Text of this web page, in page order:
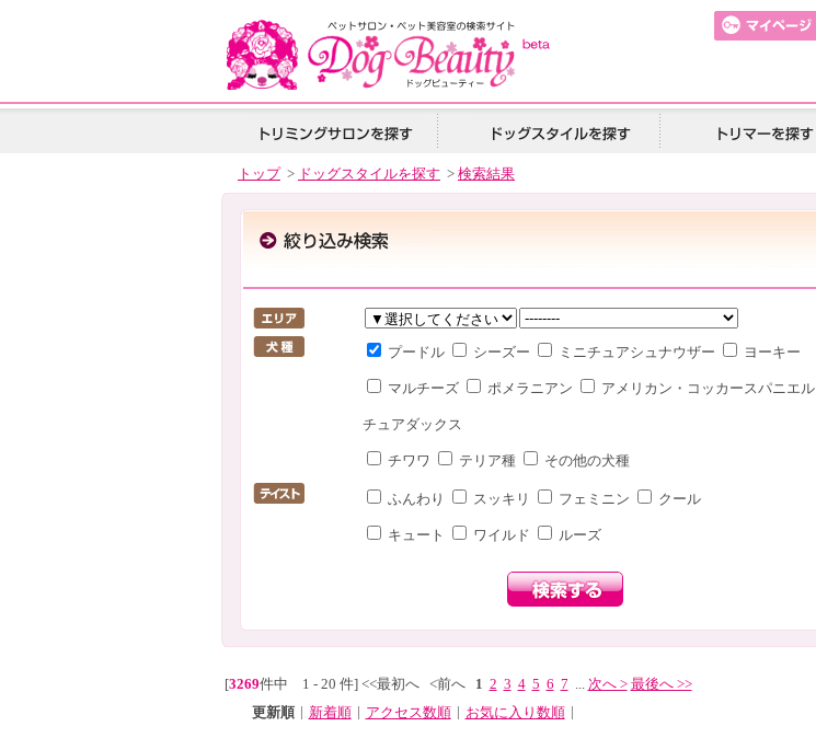
トップ> ドッグスタイルを探す > 検索結果
プードル シーズー ミニチュアシュナウザー ヨーキー
マルチーズ ポメラニアン アメリカン・コッカースパニエル
チュアダックス
チワワ テリア種 その他の犬種
ふんわり スッキリ フェミニン クール
キュート ワイルド ルーズ
[3269件中 1 - 20 件] <<最初へ <前へ 1 2 3 4 5 6 7 ... 次へ > 最後へ >>
更新順 | 新着順 | アクセス数順 | お気に入り数順 |